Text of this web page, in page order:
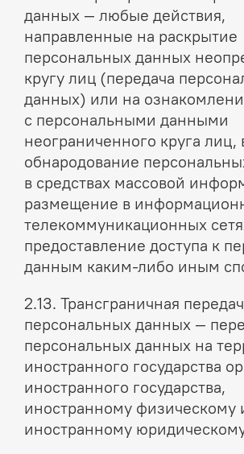
данных — любые действия,
направленные на раскрытие
персональных данных
кругу лиц (передача
данных) или на
с персональными данными
неограниченного круга лиц,
обнародование
в средствах массовой
размещение в
телекоммуникационных
предоставление доступа к
данным каким-либо иным
2.13. Трансграничная
персональных данных —
персональных данных на
иностранного государства
иностранного государства,
иностранному физическому
иностранному